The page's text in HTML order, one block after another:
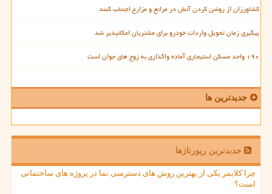
کشاورزان از روشن کردن آتش در مراتع و مزارع اجتناب کنند
پیگیری زمان تحویل واردات خودرو برای مشتریان امکانپذیر شد
۱۹۰ واحد مسکن استیجاری آماده واگذاری به زوج های جوان است
جدیدترین ها
جدیدترین رپورتاژها
چرا کلایمر یکی از بهترین روش های دسترسی نما در پروژه های ساختمانی
است؟